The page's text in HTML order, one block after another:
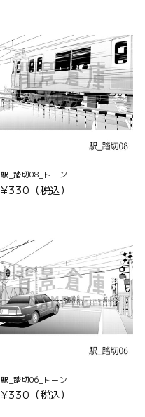
駅_踏切08_トーン
通
¥330（税込）
駅_踏切06_トーン
通
¥330（税込）